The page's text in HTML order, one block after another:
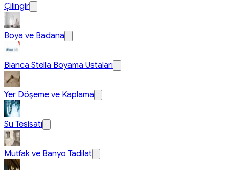
Çilingir
Boya ve Badana
Bianca Stella Boyama Ustaları
Yer Döşeme ve Kaplama
Su Tesisatı
Mutfak ve Banyo Tadilat